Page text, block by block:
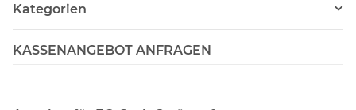
Kategorien
KASSENANGEBOT ANFRAGEN